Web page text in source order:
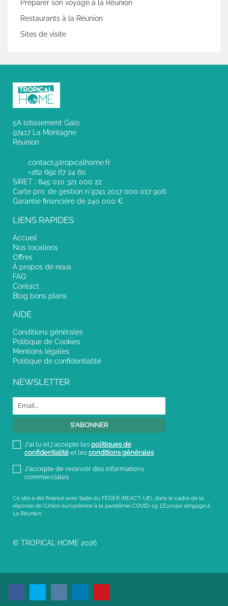
Préparer son voyage à la Réunion
Restaurants à la Réunion
Sites de visite
5A lotissement Galo
97417 La Montagne
Réunion
contact@tropicalhome.fr
+262 692 67 24 60
SIRET : 845 010 321 000 22
Carte pro. de gestion n°9741 2017 000 017 906
Garantie financière de 240 000 €
LIENS RAPIDES
Accueil
Nos locations
Offres
À propos de nous
FAQ
Contact
Blog bons plans
AIDE
Conditions générales
Politique de Cookies
Mentions légales
Politique de confidentialité
NEWSLETTER
J'ai lu et j'accepte les politiques de
confidentialitéet les conditions générales
J'accepte de recevoir des informations
commerciales
Ce site a été financé avec l’aide du FEDER (REACT-UE), dans le cadre de la
réponse de l’Union européenne à la pandémie COVID-19. L’Europe s’engage à
La Réunion.
© TROPICAL HOME 2026